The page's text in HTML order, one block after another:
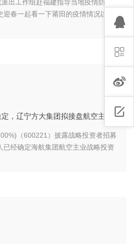
出工作组赴福建指导当地疫情防控工
春一起看一下莆田的疫情情况以及
些研判。
，辽宁方大集团拟接盘航空主业
（600221）披露战略投资者招募
已经确定海航集团航空主业战略投资
公司（以下简称“方大集团”），若投